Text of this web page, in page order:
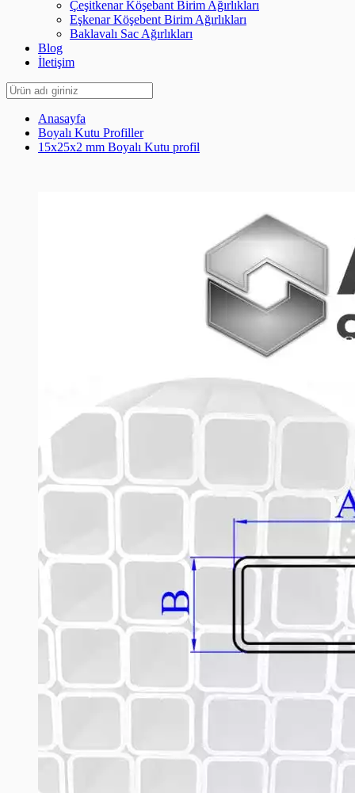
Çeşitkenar Köşebant Birim Ağırlıkları
Eşkenar Köşebent Birim Ağırlıkları
Baklavalı Sac Ağırlıkları
Blog
İletişim
Anasayfa
Boyalı Kutu Profiller
15x25x2 mm Boyalı Kutu profil